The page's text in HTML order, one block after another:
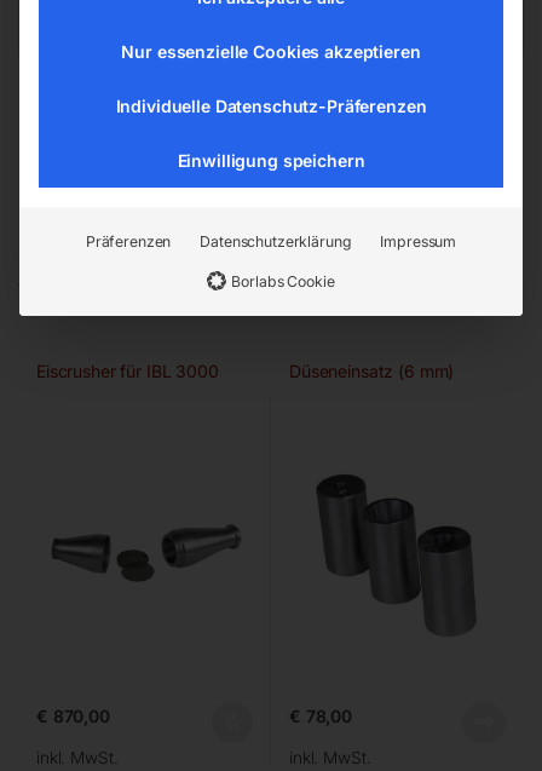
Ähnliche Produkte
Eiscrusher für IBL 3000
€ 870,00
inkl. MwSt.
Düseneinsatz (6 mm)
€ 78,00
inkl. MwSt.
Nur essenzielle Cookies akzeptieren
Individuelle Datenschutz-Präferenzen
Einwilligung speichern
Präferenzen Datenschutzerklärung Impressum
Borlabs Cookie